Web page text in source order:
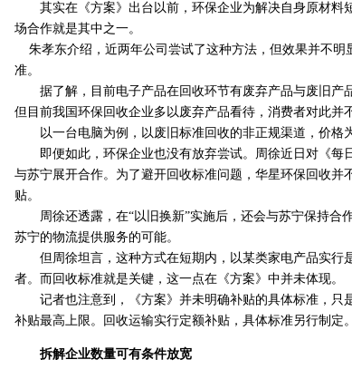
其实在《方案》出台以前，环保企业为解决自身原材料
场合作就是其中之一。
朱孝东介绍，近两年公司尝试了这种方法，但效果并不明
准。
据了解，目前电子产品在回收环节有废弃产品与废旧产
但目前我国环保回收企业多以废弃产品看待，消费者对此并
以一台电脑为例，以废旧标准回收的非正规渠道，价格为
即便如此，环保企业也没有放弃尝试。周徐近日对《每
与苏宁展开合作。为了避开回收标准问题，华星环保回收并
贴。
周徐还透露，在“以旧换新”实施后，还会与苏宁保持合
苏宁的物流提供服务的可能。
但周徐坦言，这种方式在短期内，以某类家电产品实行
者。而回收标准就是关键，这一点在《方案》中并未体现。
记者也注意到，《方案》并未明确补贴的具体标准，只
补贴最高上限。回收运输实行定额补贴，具体标准另行制定
拆解企业数量可有条件放宽